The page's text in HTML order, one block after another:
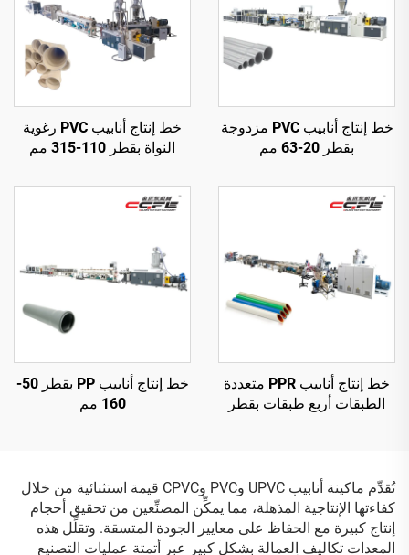
خط إنتاج أنابيب PVC مزدوجة
بقطر 20-63 مم
خط إنتاج أنابيب PVC رغوية
النواة بقطر 110-315 مم
خط إنتاج أنابيب PPR متعددة
الطبقات أربع طبقات بقطر
خط إنتاج أنابيب PP بقطر 50-
160 مم
تُقدِّم ماكينة أنابيب UPVC وPVC وCPVC قيمة استثنائية من خلال
كفاءتها الإنتاجية المذهلة، مما يمكِّن المصنِّعين من تحقيق أحجام
إنتاج كبيرة مع الحفاظ على معايير الجودة المتسقة. وتقلِّل هذه
المعدات تكاليف العمالة بشكل كبير عبر أتمتة عمليات التصنيع